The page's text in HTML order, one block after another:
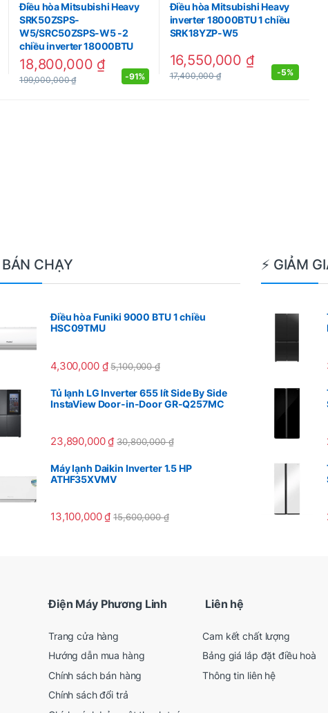
Điều hòa Mitsubishi Heavy
SRK50ZSPS-
W5/SRC50ZSPS-W5 -2
chiều inverter 18000BTU
18,800,000 ₫
199,000,000₫ -91%
Điều hòa Mitsubishi Heavy
inverter 18000BTU 1 chiều
SRK18YZP-W5
16,550,000 ₫
17,400,000₫ -5%
CHẠY
Điều hòa Funiki 9000 BTU 1 chiều
HSC09TMU
4,300,000 ₫ 5,100,000₫
Tủ lạnh LG Inverter 655 lít Side By Side
InstaView Door-in-Door GR-Q257MC
23,890,000₫ 30,800,000₫
Máy lạnh Daikin Inverter 1.5 HP
ATHF35XVMV
13,100,000₫ 15,600,000₫
⚡ GIẢM
Điện Máy Phương Linh
Trang cửa hàng
Hướng dẫn mua hàng
Chính sách bán hàng
Chính sách đổi trả
Liên hệ
Cam kết chất lượng
Bảng giá lắp đặt điều hoà
Thông tin liên hệ